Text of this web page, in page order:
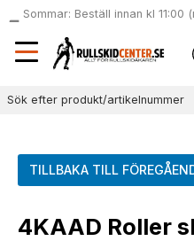
Meny
local_shipping
Sommar: Beställ innan kl
samma dag
TILLBAKA TILL
4KAAD Roller